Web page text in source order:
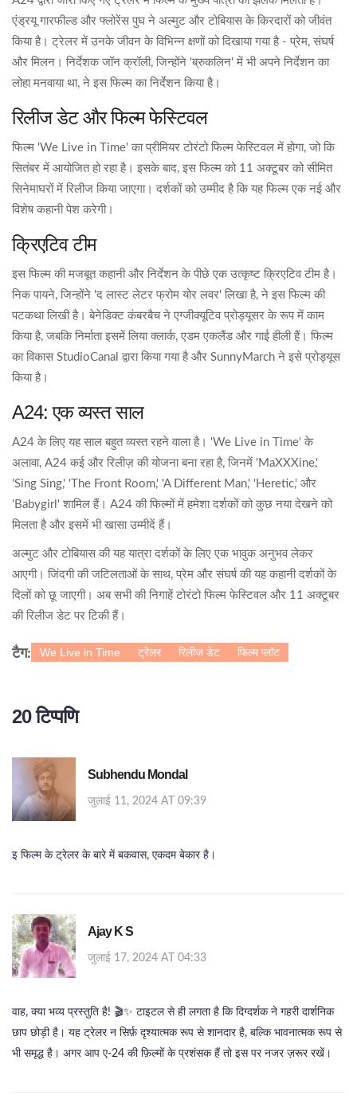
एंड्रयू गारफील्ड और फ्लोरेंस पुघ ने अल्मुट और टोबियास के किरदारों को जीवंत
किया है। ट्रेलर में उनके जीवन के विभिन्न क्षणों को दिखाया गया है - प्रेम, संघर्ष
और मिलन। निर्देशक जॉन क्रॉली, जिन्होंने 'ब्रुकलिन' में भी अपने निर्देशन का
लोहा मनवाया था, ने इस फिल्म का निर्देशन किया है।
रिलीज डेट और फिल्म फेस्टिवल
फिल्म 'We Live in Time' का प्रीमियर टोरंटो फिल्म फेस्टिवल में होगा, जो कि
सितंबर में आयोजित हो रहा है। इसके बाद, इस फिल्म को 11 अक्टूबर को सीमित
सिनेमाघरों में रिलीज किया जाएगा। दर्शकों को उम्मीद है कि यह फिल्म एक नई और
विशेष कहानी पेश करेगी।
क्रिएटिव टीम
इस फिल्म की मजबूत कहानी और निर्देशन के पीछे एक उत्कृष्ट क्रिएटिव टीम है।
निक पायने, जिन्होंने 'द लास्ट लेटर फ्रोम योर लवर' लिखा है, ने इस फिल्म की
पटकथा लिखी है। बेनेडिक्ट कंबरबैच ने एग्जीक्यूटिव प्रोड्यूसर के रूप में काम
किया है, जबकि निर्माता इसमें लिया क्लार्क, एडम एकलैंड और गाई हीली हैं। फिल्म
का विकास StudioCanal द्वारा किया गया है और SunnyMarch ने इसे प्रोड्यूस
किया है।
A24: एक व्यस्त साल
A24 के लिए यह साल बहुत व्यस्त रहने वाला है। 'We Live in Time' के
अलावा, A24 कई और रिलीज़ की योजना बना रहा है, जिनमें 'MaXXXine,'
'Sing Sing,' 'The Front Room,' 'A Different Man,' 'Heretic,' और
'Babygirl' शामिल हैं। A24 की फिल्मों में हमेशा दर्शकों को कुछ नया देखने को
मिलता है और इसमें भी खासा उम्मीदें हैं।
अल्मुट और टोबियास की यह यात्रा दर्शकों के लिए एक भावुक अनुभव लेकर
आएगी। जिंदगी की जटिलताओं के साथ, प्रेम और संघर्ष की यह कहानी दर्शकों के
दिलों को छू जाएगी। अब सभी की निगाहें टोरंटो फिल्म फेस्टिवल और 11 अक्टूबर
की रिलीज डेट पर टिकी हैं।
टैग: We Live in Time ट्रेलर रिलीज डेट फिल्म प्लॉट
20 टिप्पणि
Subhendu Mondal
जुलाई 11, 2024 AT 09:39
इ फिल्म के ट्रेलर के बारे में बकवास, एकदम बेकार है।
Ajay K S
जुलाई 17, 2024 AT 04:33
वाह, क्या भव्य प्रस्तुति है! 🎬✨ टाइटल से ही लगता है कि दिग्दर्शक ने गहरी दार्शनिक
छाप छोड़ी है। यह ट्रेलर न सिर्फ़ दृश्यात्मक रूप से शानदार है, बल्कि भावनात्मक रूप से
भी समृद्ध है। अगर आप ए-24 की फ़िल्मों के प्रशंसक हैं तो इस पर नजर ज़रूर रखें।